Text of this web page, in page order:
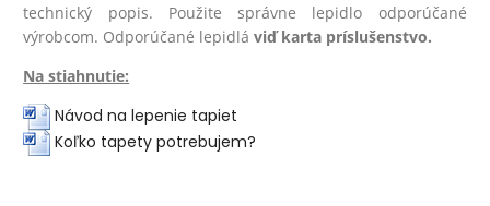
technický popis. Použite správne lepidlo odporúčané
výrobcom. Odporúčané lepidláviď karta príslušenstvo.
Na stiahnutie:
Návod na lepenie tapiet
Koľko tapety potrebujem?